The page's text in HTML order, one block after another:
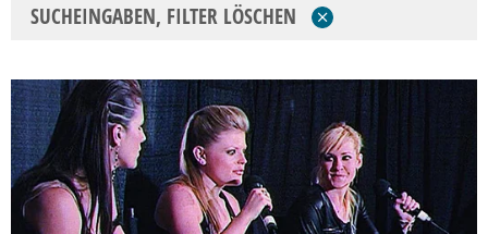
SUCHEINGABEN, FILTER LÖSCHEN